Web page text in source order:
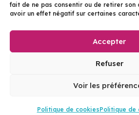
fait de ne pas consentir ou de retirer son
avoir un effet négatif sur certaines
Accepter
Refuser
Voir les
Politique de cookiesPolitique de
Je m'inscris à la
Le Next